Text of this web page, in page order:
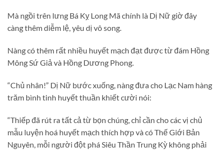
Mà ngồi trên lưng Bá Kỵ Long Mã chính là Dị Nữ giờ đây
càng thêm diễm lệ, yêu dị vô song.
Nàng có thêm rất nhiều huyết mạch đạt được từ đám Hồng
Mông Sứ Giả và Hồng Dương Phong.
“Chủ nhân!” Dị Nữ bước xuống, nàng đưa cho Lạc Nam hàng
trăm bình tinh huyết thuần khiết cười nói:
“Thiếp đã rút ra tất cả từ bọn chúng, chỉ cần cho các vị chủ
mẫu luyện hoá huyết mạch thích hợp và có Thế Giới Bản
Nguyên, mỗi người đột phá Siêu Thần Trung Kỳ không phải